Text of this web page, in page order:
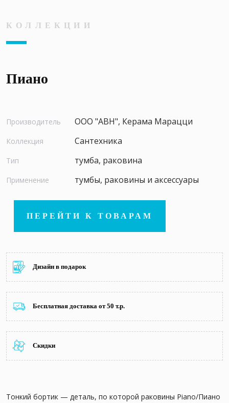
КОЛЛЕКЦИИ
Пиано
Производитель ООО "АВН", Керама Марацци
Коллекция Сантехника
Тип тумба, раковина
Применение тумбы, раковины и аксессуары
ПЕРЕЙТИ К ТОВАРАМ
Дизайн в подарок
Бесплатная доставка от 50 т.р.
Скидки
Тонкий бортик — деталь, по которой раковины Piano/Пиано